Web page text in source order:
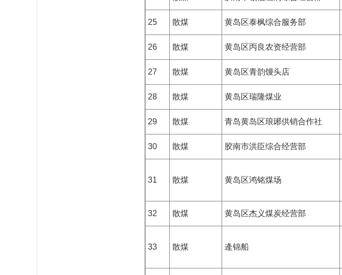
25 散煤 黄岛区泰枫综合服务部
26 散煤 黄岛区丙良农资经营部
27 散煤 黄岛区青韵馒头店
28 散煤 黄岛区瑞隆煤业
29 散煤 青岛黄岛区琅琊供销合作社
30 散煤 胶南市洪臣综合经营部
31 散煤 黄岛区鸿铭煤场
32 散煤 黄岛区杰义煤炭经营部
33 散煤 逄锦船